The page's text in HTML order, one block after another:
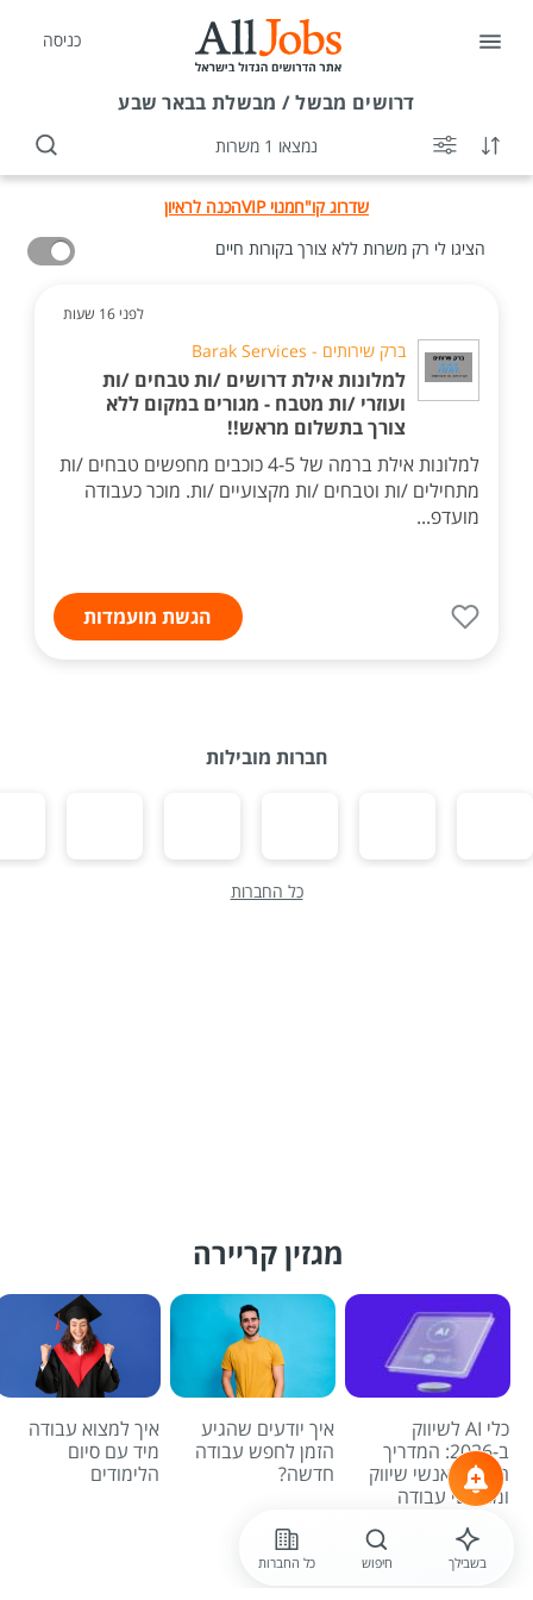
כניסה
דרושים מבשל / מבשלת בבאר שבע
נמצאו 1 משרות
שדרוג קו"חמנוי VIP
הכנה לראיון
הציגו לי רק משרות ללא צורך בקורות חיים
לפני 16 שעות
ברק שירותים - Barak Services
למלונות אילת דרושים /ות טבחים /ות
ועוזרי /ות מטבח - מגורים במקום ללא
צורך בתשלום מראש!!
למלונות אילת ברמה של 4-5 כוכבים מחפשים טבחים /ות
מתחילים /ות וטבחים /ות מקצועיים /ות. מוכר כעבודה
מועדפ...
הגשת מועמדות
חברות מובילות
כל החברות
מגזין קריירה
כלי AI לשיווק
ב-2026: המדריך
המלא לאנשי שיווק
ומחפשי עבודה
איך יודעים שהגיע
הזמן לחפש עבודה
חדשה?
איך למצוא עבודה
מיד עם סיום
הלימודים
לכל הכתבות
בשבילך חיפוש כל החברות